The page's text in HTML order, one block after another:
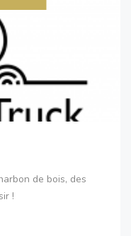
de bois, des
!